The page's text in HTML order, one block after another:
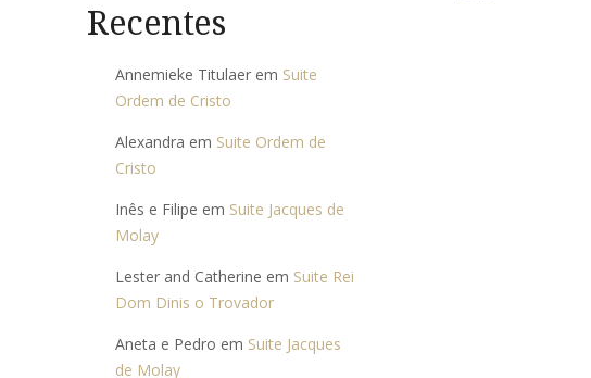
Recentes
Annemieke Titulaer em Suite
Ordem de Cristo
Alexandra em Suite Ordem de
Cristo
Inês e Filipe em Suite Jacques de
Molay
Lester and Catherine em Suite Rei
Dom Dinis o Trovador
Aneta e Pedro em Suite Jacques
de Molay